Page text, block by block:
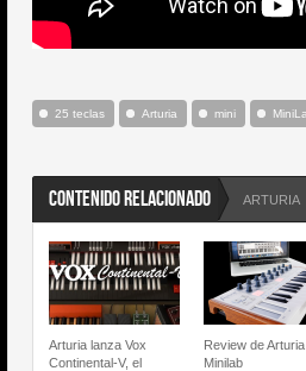
25 teclas Arturia mini
CONTENIDO RELACIONADO ARTURIA
Arturia lanza Vox
Continental-V, el
Review de Arturia
Minilab